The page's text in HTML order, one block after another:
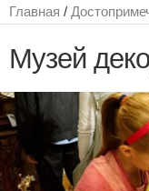
Главная /
Музей